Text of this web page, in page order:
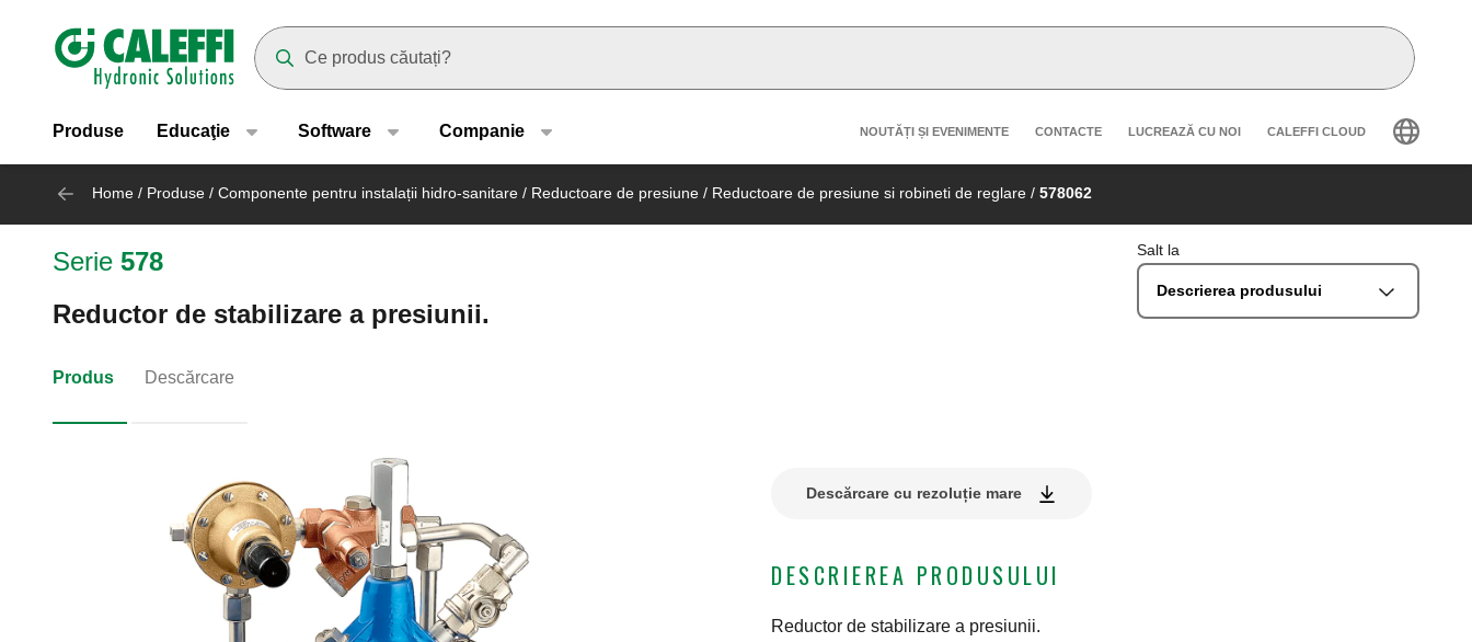
Header main navigation
Produse Educaţie Software Companie Header secondary navigation
NOUTĂȚI ȘI EVENIMENTE CONTACTE LUCREAZĂ CU NOI CALEFFI CLOUD
Home / Produse / Componente pentru instalații hidro-sanitare / Reductoare de presiune / Reductoare de presiune si robineti de reglare / 578062
Serie 578
Reductor de stabilizare a presiunii.
Salt la
Descrierea produsului
Produs Descărcare
Descărcare cu rezoluție mare
DESCRIEREA PRODUSULUI
Reductor de stabilizare a presiunii.